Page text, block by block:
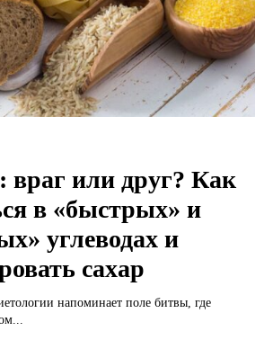
враг или друг? Как
в «быстрых» и
углеводах и
сахар
напоминает поле битвы, где